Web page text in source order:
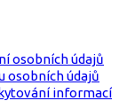
osobních údajů
osobních údajů
informací